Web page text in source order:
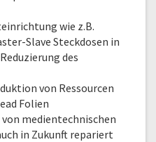
wie z.B.
Slave Steckdosen in
des
von Ressourcen
Folien
medientechnischen
in Zukunft repariert